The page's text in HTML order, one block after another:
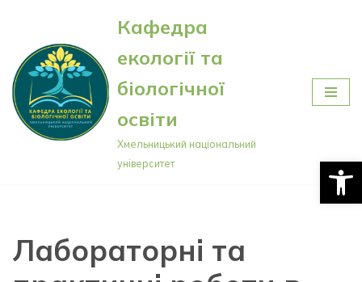
Перейти
до
вмісту
Кафедра
екології та
біологічної
освіти
Хмельницький національний
університет
Лабораторні та